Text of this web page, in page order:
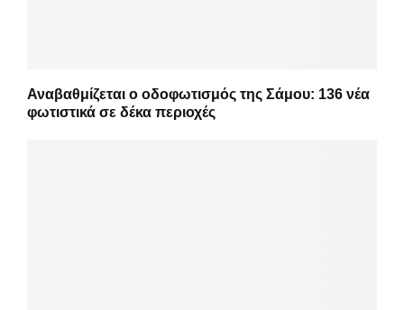
Αναβαθμίζεται ο οδοφωτισμός της Σάμου: 136 νέα
φωτιστικά σε δέκα περιοχές